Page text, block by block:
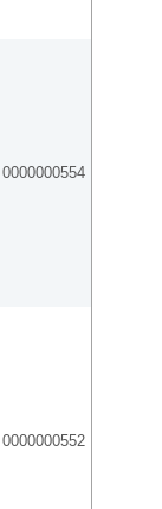
0000000554
0000000552